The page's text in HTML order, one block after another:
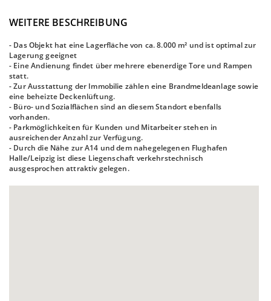
WEITERE BESCHREIBUNG
- Das Objekt hat eine Lagerfläche von ca. 8.000 m² und ist optimal zur
Lagerung geeignet
- Eine Andienung findet über mehrere ebenerdige Tore und Rampen
statt.
- Zur Ausstattung der Immobilie zählen eine Brandmeldeanlage sowie
eine beheizte Deckenlüftung.
- Büro- und Sozialflächen sind an diesem Standort ebenfalls
vorhanden.
- Parkmöglichkeiten für Kunden und Mitarbeiter stehen in
ausreichender Anzahl zur Verfügung.
- Durch die Nähe zur A14 und dem nahegelegenen Flughafen
Halle/Leipzig ist diese Liegenschaft verkehrstechnisch
ausgesprochen attraktiv gelegen.